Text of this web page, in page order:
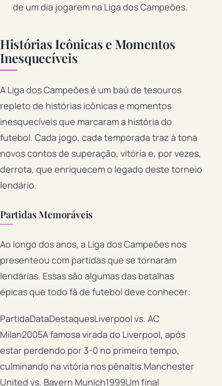
de um dia jogarem na Liga dos Campeões.
Histórias Icônicas e Momentos
Inesquecíveis
A Liga dos Campeões é um baú de tesouros
repleto de histórias icônicas e momentos
inesquecíveis que marcaram a história do
futebol. Cada jogo, cada temporada traz à tona
novos contos de superação, vitória e, por vezes,
derrota, que enriquecem o legado deste torneio
lendário.
Partidas Memoráveis
Ao longo dos anos, a Liga dos Campeões nos
presenteou com partidas que se tornaram
lendárias. Essas são algumas das batalhas
épicas que todo fã de futebol deve conhecer:
PartidaDataDestaquesLiverpool vs. AC
Milan2005A famosa virada do Liverpool, após
estar perdendo por 3-0 no primeiro tempo,
culminando na vitória nos pênaltis.Manchester
United vs. Bayern Munich1999Um final